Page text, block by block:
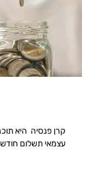
קרן פנסיה היא
עצמאי תשלום